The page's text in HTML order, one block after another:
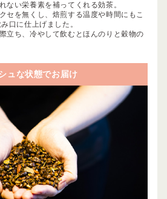
ない栄養素を補ってくれる効茶。
セを無くし、焙煎する温度や時間にもこ
口に仕上げました。
立ち、冷やして飲むとほんのりと穀物の
ュな状態でお届け